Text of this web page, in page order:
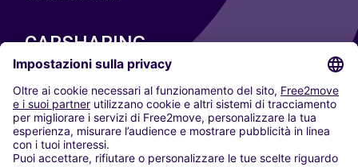
CARSHARING
LE NOSTRE CITTÀ
Paris
Madrid
Washington DC
Milano
Roma